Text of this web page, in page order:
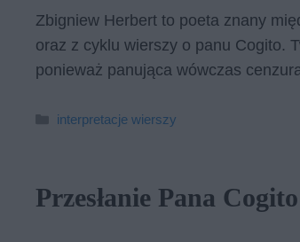
Zbigniew Herbert to poeta znany
oraz z cyklu wierszy o panu Cogito.
ponieważ panująca wówczas
Kategorie
interpretacje wierszy
Przesłanie Pana